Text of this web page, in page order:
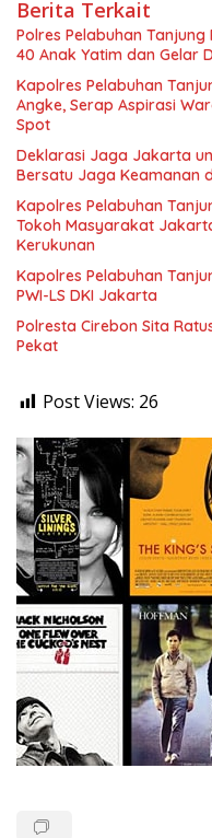
Berita Terkait
Polres Pelabuhan
40 Anak Yatim dan Gelar
Kapolres Pelabuhan
Angke, Serap Aspirasi
Spot
Deklarasi Jaga Jakarta
Bersatu Jaga Keamanan
Kapolres Pelabuhan
Tokoh Masyarakat
Kerukunan
Kapolres Pelabuhan
PWI-LS DKI Jakarta
Polresta Cirebon Sita
Pekat
Post Views: 26